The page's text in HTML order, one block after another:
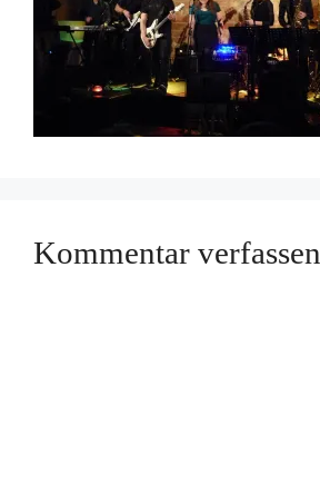
Kommentar verfassen